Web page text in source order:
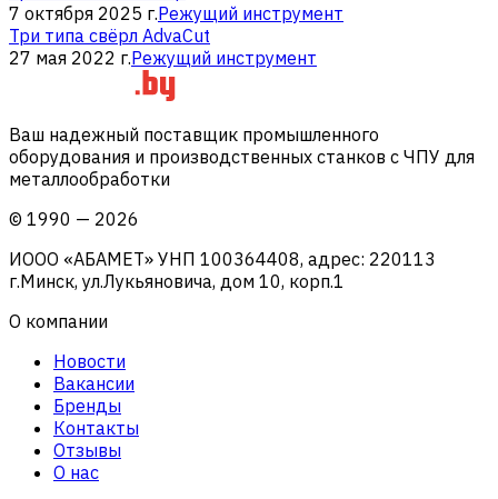
7 октября 2025 г.Режущий инструмент
Три типа свёрл AdvaCut
27 мая 2022 г.Режущий инструмент
Ваш надежный поставщик промышленного
оборудования и производственных станков с ЧПУ для
металлообработки
© 1990 — 2026
ИООО «АБАМЕТ» УНП 100364408, адрес: 220113
г.Минск, ул.Лукьяновича, дом 10, корп.1
О компании
Новости
Вакансии
Бренды
Контакты
Отзывы
О нас